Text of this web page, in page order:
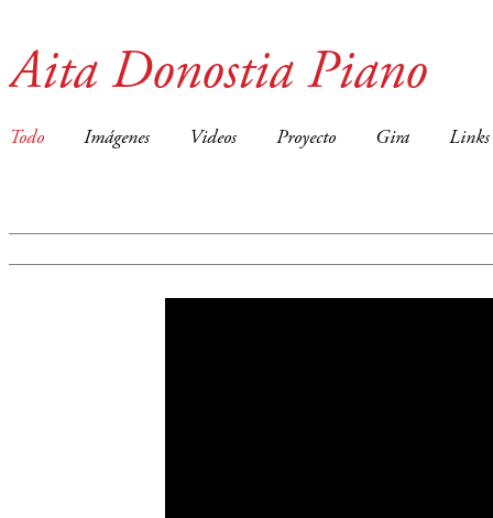
Aita Donostia Piano
Todo Imágenes Videos Proyecto Gira Links